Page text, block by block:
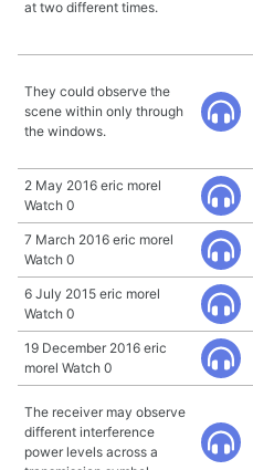
at two different times.
They could observe the
scene within only through
the windows.
2 May 2016 eric morel
Watch 0
7 March 2016 eric morel
Watch 0
6 July 2015 eric morel
Watch 0
19 December 2016 eric
morel Watch 0
The receiver may observe
different interference
power levels across a